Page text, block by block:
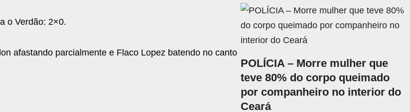
o Verdão: 2×0.
afastando parcialmente e Flaco Lopez batendo no canto
POLÍCIA – Morre mulher que
teve 80% do corpo queimado
por companheiro no interior do
Ceará